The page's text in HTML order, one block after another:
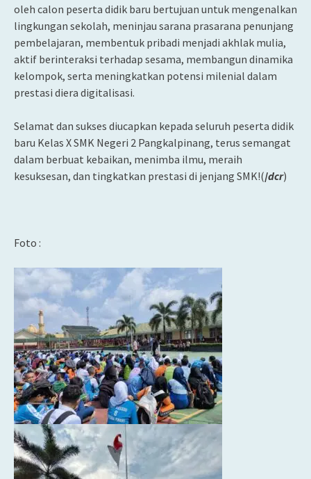
oleh calon peserta didik baru bertujuan untuk mengenalkan
lingkungan sekolah, meninjau sarana prasarana penunjang
pembelajaran, membentuk pribadi menjadi akhlak mulia,
aktif berinteraksi terhadap sesama, membangun dinamika
kelompok, serta meningkatkan potensi milenial dalam
prestasi diera digitalisasi.
Selamat dan sukses diucapkan kepada seluruh peserta didik
baru Kelas X SMK Negeri 2 Pangkalpinang, terus semangat
dalam berbuat kebaikan, menimba ilmu, meraih
kesuksesan, dan tingkatkan prestasi di jenjang SMK!(/dcr)
Foto :